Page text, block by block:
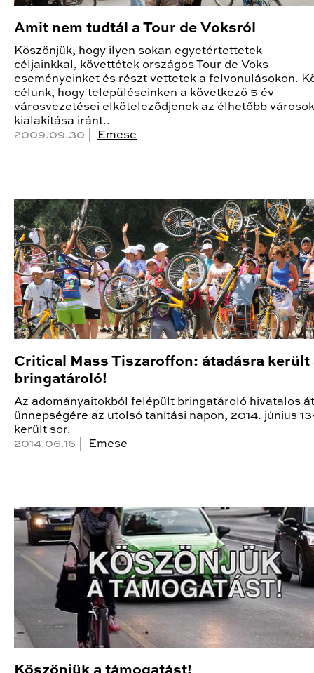
Amit nem tudtál a Tour de Voksról
Köszönjük, hogy ilyen sokan egyetértettetek
céljainkkal, követtétek országos Tour de Voks
eseményeinket és részt vettetek a felvonulásokon.
célunk, hogy településeinken a következő 5 év
városvezetései elköteleződjenek az élhetőbb városok
kialakítása iránt..
2009.09.30 |
Emese
Critical Mass Tiszaroffon: átadásra került
bringatároló!
Az adományaitokból felépült bringatároló hivatalos
ünnepségére az utolsó tanítási napon, 2014. június
került sor.
2014.06.16 |
Emese